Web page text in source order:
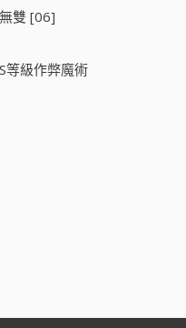
雙 [06]
等級作弊魔術